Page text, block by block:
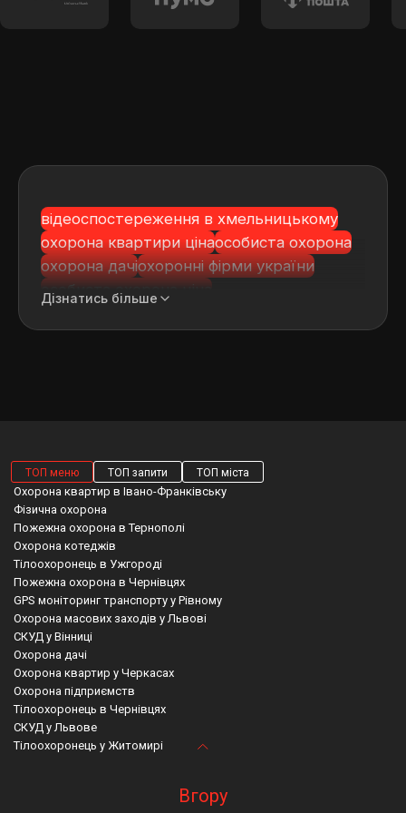
відеоспостереження в хмельницькому
охорона квартири цінаособиста охорона
охорона дачіохоронні фірми україни
особиста охорона ціна
встановлення відеоспостереження
Дізнатись більше
ТОП меню ТОП запити ТОП міста
Охорона квартир в Івано-Франківську
Фізична охорона
Пожежна охорона в Тернополі
Охорона котеджів
Тілоохоронець в Ужгороді
Пожежна охорона в Чернівцях
GPS моніторинг транспорту у Рівному
Охорона масових заходів у Львові
СКУД у Вінниці
Охорона дачі
Охорона квартир у Черкасах
Охорона підприємств
Тілоохоронець в Чернівцях
СКУД у Львове
Тілоохоронець у Житомирі
GPS моніторинг транспорту у Львові
Кіровоградська область охорона автомобілів
Вгору